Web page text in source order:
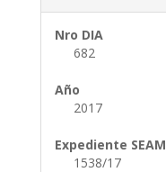
Nro DIA
682
Año
2017
Expediente SEAM
1538/17